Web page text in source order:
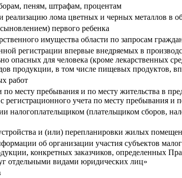
пеням, штрафам, процентам
реализацию лома цветных и черных металлов в
первого ребенка
имущества области по запросам
регистрации впервые внедряемых в
опасных для человека (кроме лекарственных
продукции, в том числе пищевых
работ
месту пребывания и по месту жительства в
учета по месту пребывания и
налогоплательщиком (плательщиком сборов,
и (или) перепланировки жилых
об организации участия субъектов
конкретных заказчиков, определенных
отдельными видами юридических лиц»